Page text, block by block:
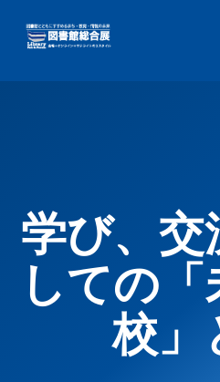
ー
用
メ
学び、交
しての
校」